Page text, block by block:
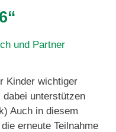
und Partner
Kinder wichtiger
unterstützen
Auch in diesem
erneute Teilnahme